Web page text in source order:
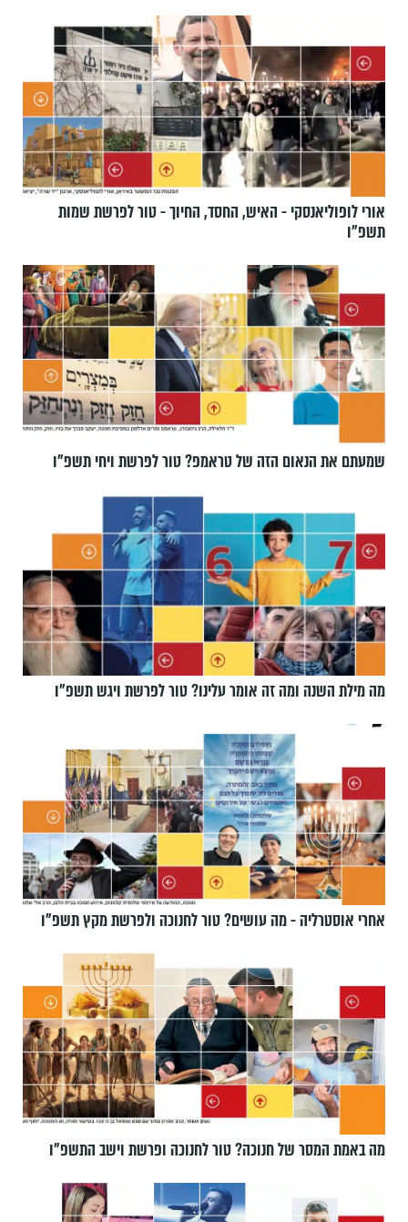
אורי לופוליאנסקי - האיש, החסד, החיוך - טור לפרשת שמות
תשפ״ו
שמעתם את הנאום הזה של טראמפ? טור לפרשת ויחי תשפ״ו
מה מילת השנה ומה זה אומר עלינו? טור לפרשת ויגש תשפ״ו
אחרי אוסטרליה - מה עושים? טור לחנוכה ולפרשת מקץ תשפ״ו
מה באמת המסר של חנוכה? טור לחנוכה ופרשת וישב התשפ״ו